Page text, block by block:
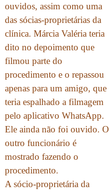
ouvidos, assim como uma
das sócias-proprietárias da
clínica. Márcia Valéria teria
dito no depoimento que
filmou parte do
procedimento e o repassou
apenas para um amigo, que
teria espalhado a filmagem
pelo aplicativo WhatsApp.
Ele ainda não foi ouvido. O
outro funcionário é
mostrado fazendo o
procedimento.
A sócio-proprietária da